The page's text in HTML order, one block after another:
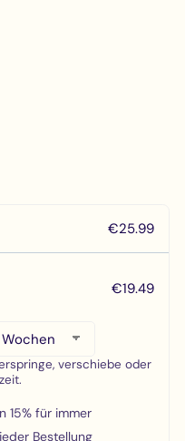
€25.99
€19.49
verschiebe oder
15% für immer
Bestellung